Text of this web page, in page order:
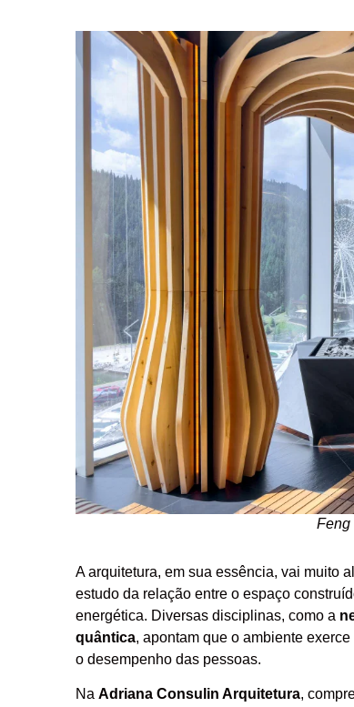
Feng
A arquitetura, em sua essência, vai muito
estudo da relação entre o espaço
energética. Diversas disciplinas, como a
quântica, apontam que o ambiente
o desempenho das pessoas.
Na Adriana Consulin Arquitetura,